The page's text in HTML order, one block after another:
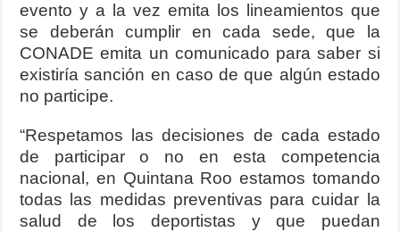
evento y a la vez emita los lineamientos que
se deberán cumplir en cada sede, que la
CONADE emita un comunicado para saber si
existiría sanción en caso de que algún estado
no participe.
“Respetamos las decisiones de cada estado
de participar o no en esta competencia
nacional, en Quintana Roo estamos tomando
todas las medidas preventivas para cuidar la
salud de los deportistas y que puedan